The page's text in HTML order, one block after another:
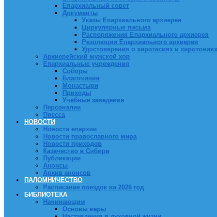
Епархиальный совет
Документы
Указы Епархиального архиерея
Циркулярные письма
Распоряжения Епархиального архиерея
Резолюции Епархиального архиерея
Удостоверения о хиротесиях и хиротониях
Архиерейский мужской хор
Епархиальные учреждения
Соборы
Благочиния
Монастыри
Приходы
Учебные заведения
Персоналии
Пресса
НОВОСТИ
Новости епархии
Новости православного мира
Новости приходов
Казачество в Сибири
Публикации
Анонсы
Архив анонсов
ПАЛОМНИЧЕСТВО
Расписание поездок на 2026 год
БИБЛИОТЕКА
Начинающим
Основы веры